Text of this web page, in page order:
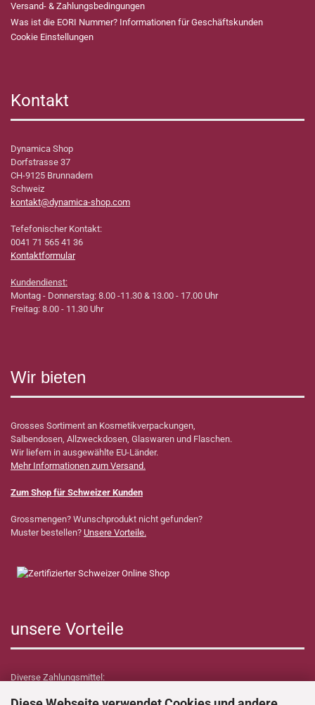
Versand- & Zahlungsbedingungen
Was ist die EORI Nummer? Informationen für Geschäftskunden
Cookie Einstellungen
Kontakt
Dynamica Shop
Dorfstrasse 37
CH-9125 Brunnadern
Schweiz
kontakt@dynamica-shop.com
Tefefonischer Kontakt:
0041 71 565 41 36
Kontaktformular
Kundendienst:
Montag - Donnerstag: 8.00 -11.30 & 13.00 - 17.00 Uhr
Freitag: 8.00 - 11.30 Uhr
Wir bieten
Grosses Sortiment an Kosmetikverpackungen,
Salbendosen, Allzweckdosen, Glaswaren und Flaschen.
Wir liefern in ausgewählte EU-Länder.
Mehr Informationen zum Versand.
Zum Shop für Schweizer Kunden
Grossmengen? Wunschprodukt nicht gefunden?
Muster bestellen? Unsere Vorteile.
unsere Vorteile
Diverse Zahlungsmittel: